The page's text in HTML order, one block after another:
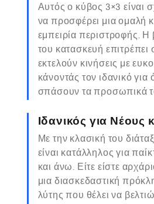
Αυτός ο κύβος 3×3 είναι
να προσφέρει μια ομαλή
εμπειρία περιστροφής. Η
του κατασκευή επιτρέπει
εκτελούν κινήσεις με
κάνοντάς τον ιδανικό
σπάσουν τα προσωπικά
Ιδανικός για Νέους
Με την κλασική του
είναι κατάλληλος για
και άνω. Είτε είστε
μια διασκεδαστική
λύτης που θέλει να